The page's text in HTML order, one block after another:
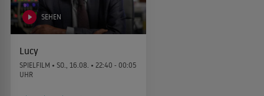
SEHEN
Lucy
SPIELFILM • SO., 16.08. • 22:40 - 00:05
UHR